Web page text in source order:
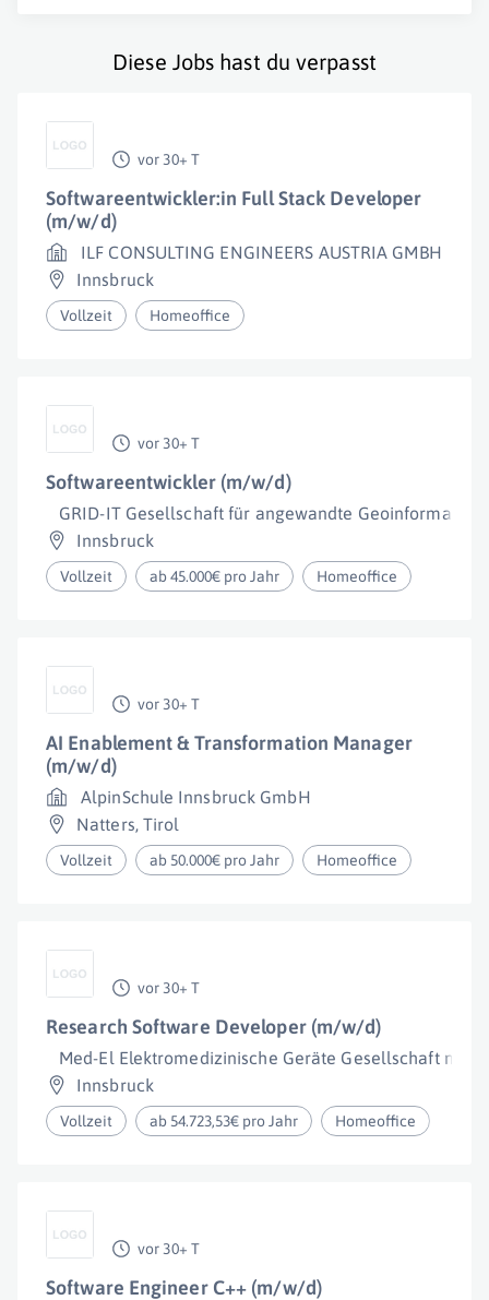
Diese Jobs hast du verpasst
vor 30+ T
Softwareentwickler:in Full Stack Developer
(m/w/d)
ILF CONSULTING ENGINEERS AUSTRIA GMBH
Innsbruck
Vollzeit Homeoffice
vor 30+ T
Softwareentwickler (m/w/d)
GRID-IT Gesellschaft für angewandte Geoinformatik
Innsbruck
Vollzeit ab 45.000€ pro Jahr Homeoffice
vor 30+ T
AI Enablement & Transformation Manager
(m/w/d)
AlpinSchule Innsbruck GmbH
Natters, Tirol
Vollzeit ab 50.000€ pro Jahr Homeoffice
vor 30+ T
Research Software Developer (m/w/d)
Med-El Elektromedizinische Geräte Gesellschaft
Innsbruck
Vollzeit ab 54.723,53€ pro Jahr Homeoffice
vor 30+ T
Software Engineer C++ (m/w/d)